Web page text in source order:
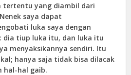
tertentu yang diambil dari
saya dapat
luka saya dengan
dia tiup luka itu, dan luka itu
menyaksikannya sendiri. Itu
hanya saja tidak bisa dilacak
hal-hal gaib.